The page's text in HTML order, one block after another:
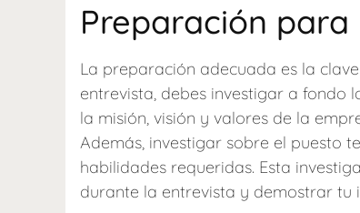
Preparación
La preparación adecuada es la
entrevista, debes investigar a fondo
la misión, visión y valores de la
Además, investigar sobre el puesto
habilidades requeridas. Esta
durante la entrevista y demostrar tu